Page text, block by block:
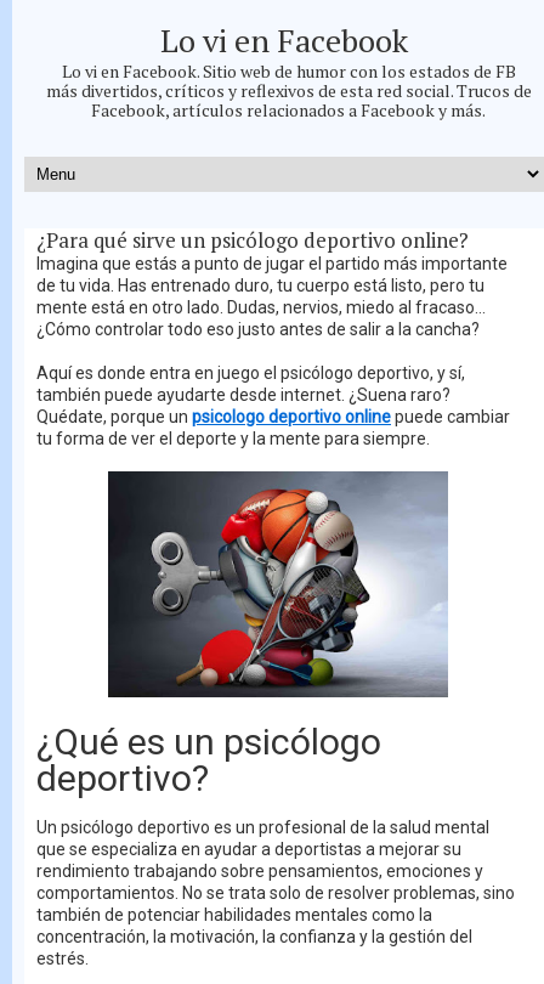
Lo vi en Facebook
Lo vi en Facebook. Sitio web de humor con los estados de FB
más divertidos, críticos y reflexivos de esta red social. Trucos de
Facebook, artículos relacionados a Facebook y más.
¿Para qué sirve un psicólogo deportivo online?
Imagina que estás a punto de jugar el partido más importante
de tu vida. Has entrenado duro, tu cuerpo está listo, pero tu
mente está en otro lado. Dudas, nervios, miedo al fracaso...
¿Cómo controlar todo eso justo antes de salir a la cancha?
Aquí es donde entra en juego el psicólogo deportivo, y sí,
también puede ayudarte desde internet. ¿Suena raro?
Quédate, porque un psicologo deportivo onlinepuede cambiar
tu forma de ver el deporte y la mente para siempre.
¿Qué es un psicólogo
deportivo?
Un psicólogo deportivo es un profesional de la salud mental
que se especializa en ayudar a deportistas a mejorar su
rendimiento trabajando sobre pensamientos, emociones y
comportamientos. No se trata solo de resolver problemas, sino
también de potenciar habilidades mentales como la
concentración, la motivación, la confianza y la gestión del
estrés.